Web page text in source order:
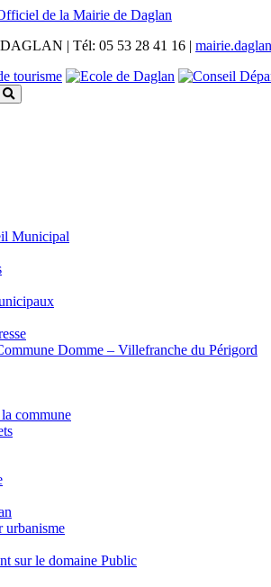
| Tél: 05 53 28 41 16 |
Municipal
Domme – Villefranche du Périgord
commune
urbanisme
sur le domaine Public